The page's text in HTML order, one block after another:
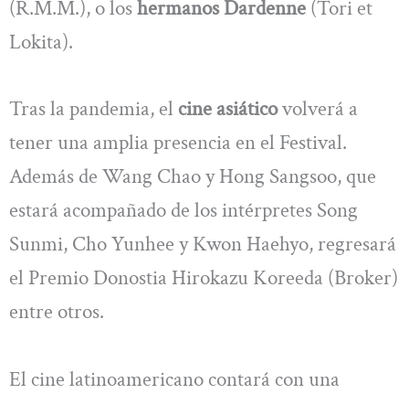
(R.M.M.), o loshermanos Dardenne (Tori et
Lokita).
Tras la pandemia, el cine asiáticovolverá a
tener una amplia presencia en el Festival.
Además de Wang Chao y Hong Sangsoo, que
estará acompañado de los intérpretes Song
Sunmi, Cho Yunhee y Kwon Haehyo, regresará
el Premio Donostia Hirokazu Koreeda (Broker)
entre otros.
El cine latinoamericano contará con una